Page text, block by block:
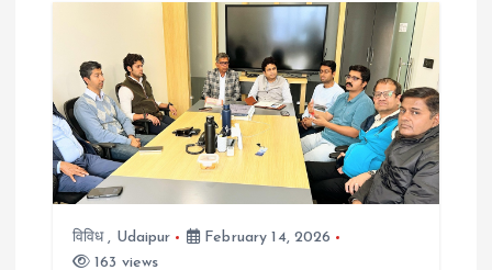
g
a
विविध, Udaipur
February 14, 2026
163 views